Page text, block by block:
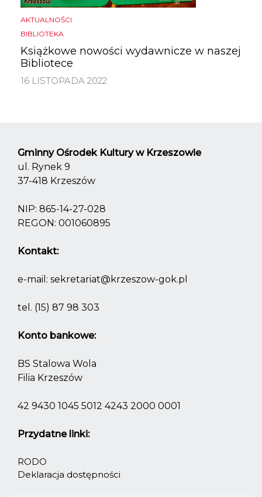
AKTUALNOŚCI
BIBLIOTEKA
Książkowe nowości wydawnicze w naszej
Bibliotece
16 LISTOPADA 2022
Gminny Ośrodek Kultury w Krzeszowie
ul. Rynek 9
37-418 Krzeszów
NIP: 865-14-27-028
REGON: 001060895
Kontakt:
e-mail: sekretariat@krzeszow-gok.pl
tel. (15) 87 98 303
Konto bankowe:
BS Stalowa Wola
Filia Krzeszów
42 9430 1045 5012 4243 2000 0001
Przydatne linki:
RODO
Deklaracja dostępności